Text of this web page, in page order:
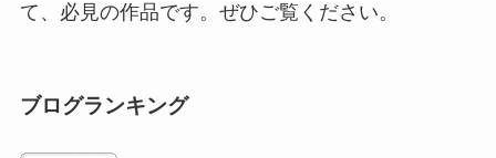
て、必見の作品です。ぜひご覧ください。
ブログランキング